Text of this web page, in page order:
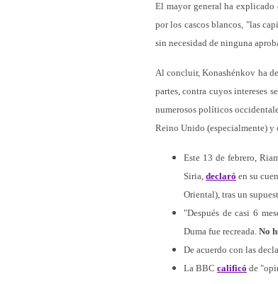
El mayor general ha explicado
por los cascos blancos, "las
sin necesidad de ninguna
Al concluir, Konashénkov ha
partes, contra cuyos intereses
numerosos políticos
Reino Unido (especialmente) y
Este 13 de febrero,
Siria,declaró en su
Oriental), tras un
"Después de casi 6
Duma fue recreada. No
De acuerdo con las
La BBC calificó de